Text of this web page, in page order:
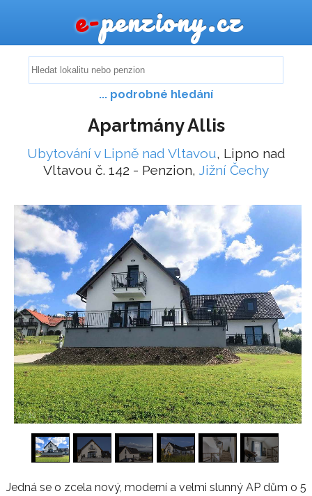
e-penziony.cz
... podrobné hledání
Apartmány Allis
Ubytování v Lipně nad Vltavou, Lipno nad
Vltavou č. 142 - Penzion, Jižní Čechy
1/16
Jedná se o zcela nový, moderní a velmi slunný AP dům o 5